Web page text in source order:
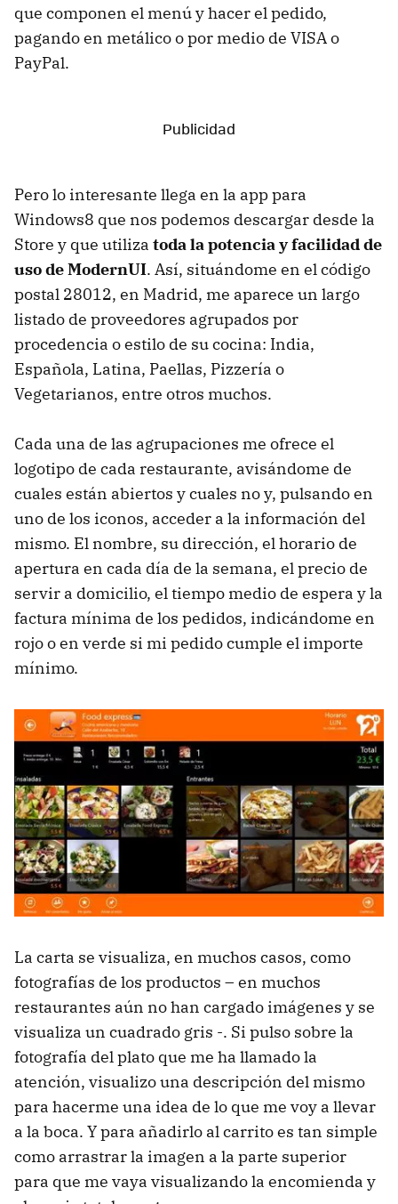
que componen el menú y hacer el pedido,
pagando en metálico o por medio de VISA o
PayPal.
Pero lo interesante llega en la app para
Windows8 que nos podemos descargar desde la
Store y que utiliza toda la potencia y facilidad de
uso de ModernUI. Así, situándome en el código
postal 28012, en Madrid, me aparece un largo
listado de proveedores agrupados por
procedencia o estilo de su cocina: India,
Española, Latina, Paellas, Pizzería o
Vegetarianos, entre otros muchos.
Cada una de las agrupaciones me ofrece el
logotipo de cada restaurante, avisándome de
cuales están abiertos y cuales no y, pulsando en
uno de los iconos, acceder a la información del
mismo. El nombre, su dirección, el horario de
apertura en cada día de la semana, el precio de
servir a domicilio, el tiempo medio de espera y la
factura mínima de los pedidos, indicándome en
rojo o en verde si mi pedido cumple el importe
mínimo.
La carta se visualiza, en muchos casos, como
fotografías de los productos – en muchos
restaurantes aún no han cargado imágenes y se
visualiza un cuadrado gris -. Si pulso sobre la
fotografía del plato que me ha llamado la
atención, visualizo una descripción del mismo
para hacerme una idea de lo que me voy a llevar
a la boca. Y para añadirlo al carrito es tan simple
como arrastrar la imagen a la parte superior
para que me vaya visualizando la encomienda y